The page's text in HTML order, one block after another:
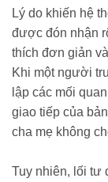
Lý do khiến hệ
được đón nhận
thích đơn giản
Khi một người
lập các mối
giao tiếp của
cha mẹ không
Tuy nhiên, lối tư